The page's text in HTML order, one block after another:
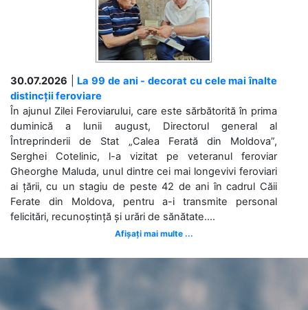
30.07.2026
La 99 de ani - decorat cu cele mai înalte
distincții feroviare
În ajunul Zilei Feroviarului, care este sărbătorită în prima
duminică a lunii august, Directorul general al
Întreprinderii de Stat „Calea Ferată din Moldova”,
Serghei Cotelinic, l-a vizitat pe veteranul feroviar
Gheorghe Maluda, unul dintre cei mai longevivi feroviari
ai țării, cu un stagiu de peste 42 de ani în cadrul Căii
Ferate din Moldova, pentru a-i transmite personal
felicitări, recunoștință și urări de sănătate....
Afișați mai multe ...